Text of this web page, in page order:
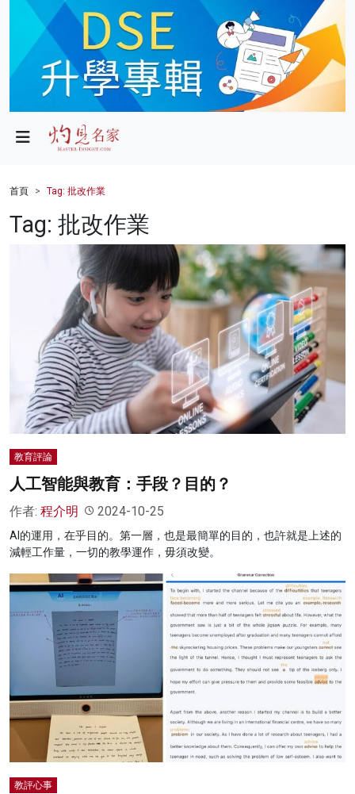
政局
財經
健康
影片
名家榜
灼見活動
首頁 Tag: 批改作業
Tag: 批改作業
教育評論
人工智能與教育：手段？目的？
作者: 程介明 2024-10-25
AI的運用，在乎目的。第一層，也是最簡單的目的，也許就是上述的
減輕工作量，一切的教學運作，毋須改變。
教評心事